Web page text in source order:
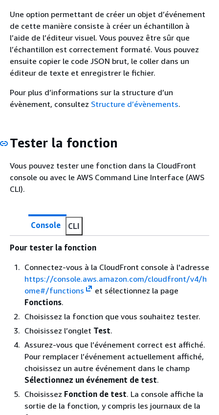
Une option permettant de créer un objet d’événement
de cette manière consiste à créer un échantillon à
l’aide de l’éditeur visuel. Vous pouvez être sûr que
l’échantillon est correctement formaté. Vous pouvez
ensuite copier le code JSON brut, le coller dans un
éditeur de texte et enregistrer le fichier.
Pour plus d’informations sur la structure d’un
évènement, consultez Structure d’évènements.
Tester la fonction
Vous pouvez tester une fonction dans la CloudFront
console ou avec le AWS Command Line Interface (AWS
CLI).
Console CLI
Pour tester la fonction
Connectez-vous à la CloudFront console à l'adresse
https://console.aws.amazon.com/cloudfront/v4/h
ome#/functions
et sélectionnez la page
Fonctions.
Choisissez la fonction que vous souhaitez tester.
Choisissez l’onglet Test.
Assurez-vous que l’événement correct est affiché.
Pour remplacer l’événement actuellement affiché,
choisissez un autre événement dans le champ
Sélectionnez un événement de test.
Choisissez Fonction de test. La console affiche la
sortie de la fonction, y compris les journaux de la